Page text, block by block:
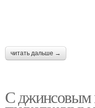
читать дальше →
С джинсовым